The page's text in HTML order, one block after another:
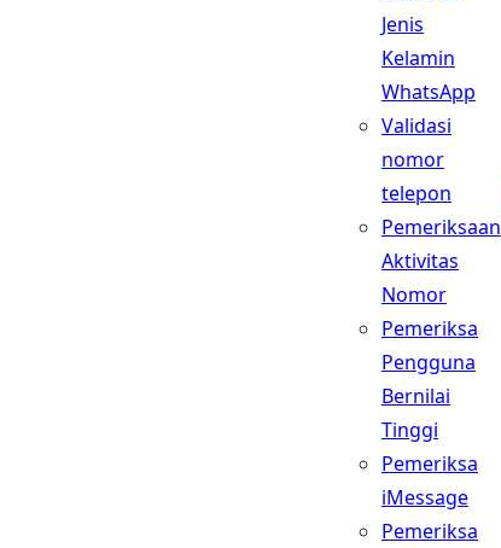
Jenis
Kelamin
WhatsApp
Validasi
nomor
telepon
Pemeriksaan
Aktivitas
Nomor
Pemeriksa
Pengguna
Bernilai
Tinggi
Pemeriksa
iMessage
Pemeriksa